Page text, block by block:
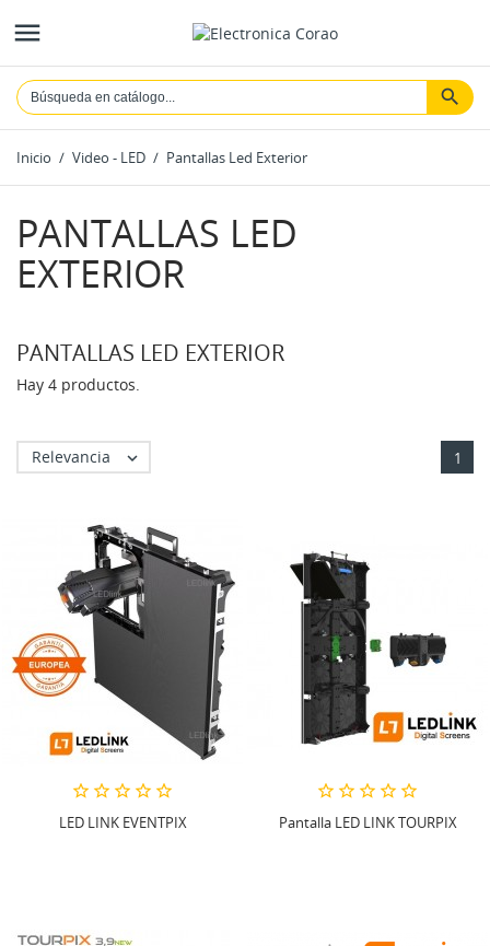

Inicio Video - LED Pantallas Led Exterior
PANTALLAS LED
EXTERIOR
PANTALLAS LED EXTERIOR
Hay 4 productos.
Relevancia  1
LED LINK EVENTPIX Pantalla LED LINK TOURPIX